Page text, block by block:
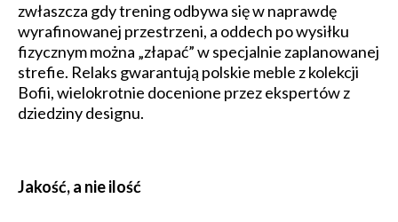
zwłaszcza gdy trening odbywa się w naprawdę
wyrafinowanej przestrzeni, a oddech po wysiłku
fizycznym można „złapać” w specjalnie zaplanowanej
strefie. Relaks gwarantują polskie meble z kolekcji
Bofii, wielokrotnie docenione przez ekspertów z
dziedziny designu.
Jakość, a nie ilość